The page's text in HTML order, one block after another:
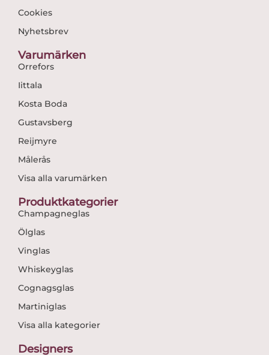
Cookies
Nyhetsbrev
Varumärken
Orrefors
Iittala
Kosta Boda
Gustavsberg
Reijmyre
Målerås
Visa alla varumärken
Produktkategorier
Champagneglas
Ölglas
Vinglas
Whiskeyglas
Cognagsglas
Martiniglas
Visa alla kategorier
Designers